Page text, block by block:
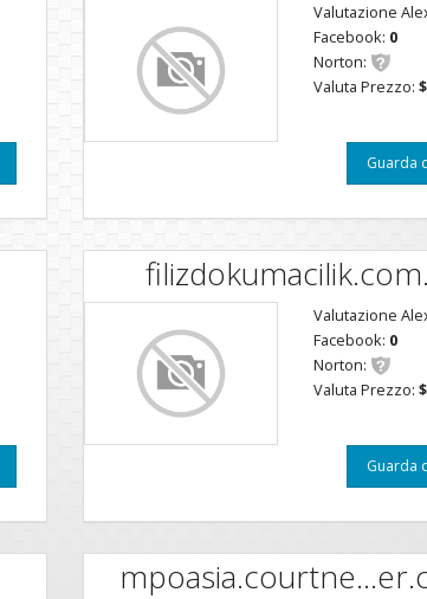
Valutazione
Facebook: 0
Norton:
Valuta Prezzo:
Guarda
Valutazione
Facebook: 0
Norton:
Valuta Prezzo:
Guarda